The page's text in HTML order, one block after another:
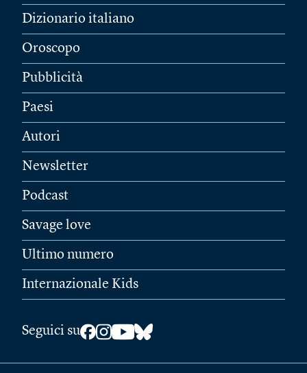
Dizionario italiano
Oroscopo
Pubblicità
Paesi
Autori
Newsletter
Podcast
Savage love
Ultimo numero
Internazionale Kids
Seguici su